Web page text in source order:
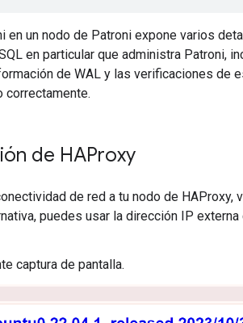
en un nodo de Patroni expone varios
en particular que administra Patroni,
de WAL y las verificaciones de
correctamente.
de HAProxy
de red a tu nodo de HAProxy,
puedes usar la dirección IP
captura de pantalla.